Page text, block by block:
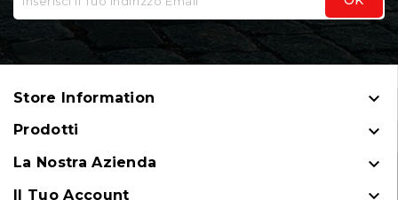
Store Information 
Prodotti 
La Nostra Azienda 
Il Tuo Account